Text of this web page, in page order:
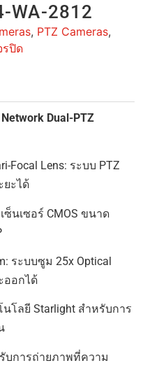
WA-2812
, PTZ Cameras,
รปิด
Dual-PTZ
Focal Lens: ระบบ PTZ
ะได้
ซ็นเซอร์ CMOS ขนาด
ระบบซูม 25x Optical
ออกได้
นโลยี Starlight สำหรับการ
รับการถ่ายภาพที่ความ